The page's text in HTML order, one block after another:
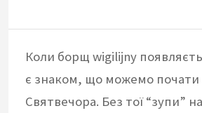
Коли борщ wigilijny
є знаком, що можемо почати
Святвечора. Без тої “зупи”